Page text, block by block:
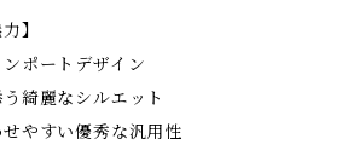
】
ポートデザイン
綺麗なシルエット
やすい優秀な汎用性